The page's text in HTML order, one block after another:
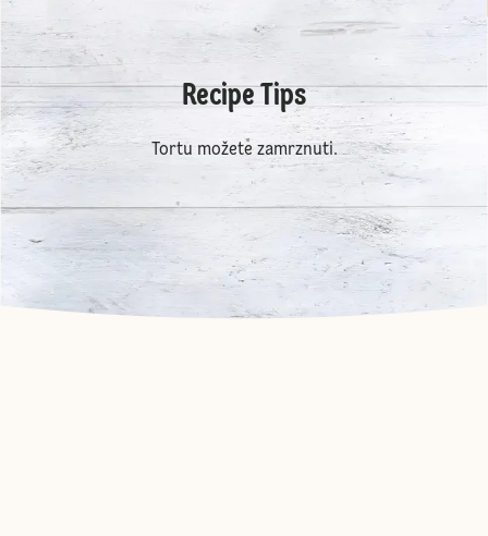
Recipe Tips
Tortu možete zamrznuti.